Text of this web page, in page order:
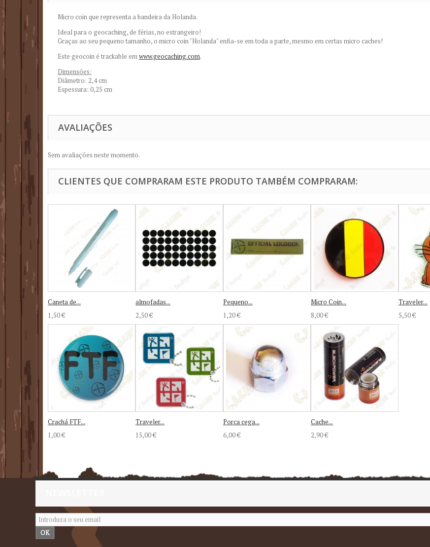
Micro coin que representa a bandeira da Holanda.
Ideal para o geocaching, de férias, no estrangeiro!
Graças ao seu pequeno tamanho, o micro coin "Holanda" enfia-se em toda a parte, mesmo em certas micro caches!
Este geocoin é trackable emwww.geocaching.com.
Dimensões:
Diâmetro: 2,4 cm
Espessura: 0,25 cm
AVALIAÇÕES
Sem avaliações neste momento.
CLIENTES QUE COMPRARAM ESTE PRODUTO TAMBÉM COMPRARAM:
Caneta de...
1,50 €
almofadas...
2,50 €
Pequeno...
1,20 €
Micro Coin...
8,00 €
Traveler...
5,50 €
Crachá FTF...
1,00 €
Traveler...
15,00 €
Porca cega...
6,00 €
Cache...
2,90 €
OK